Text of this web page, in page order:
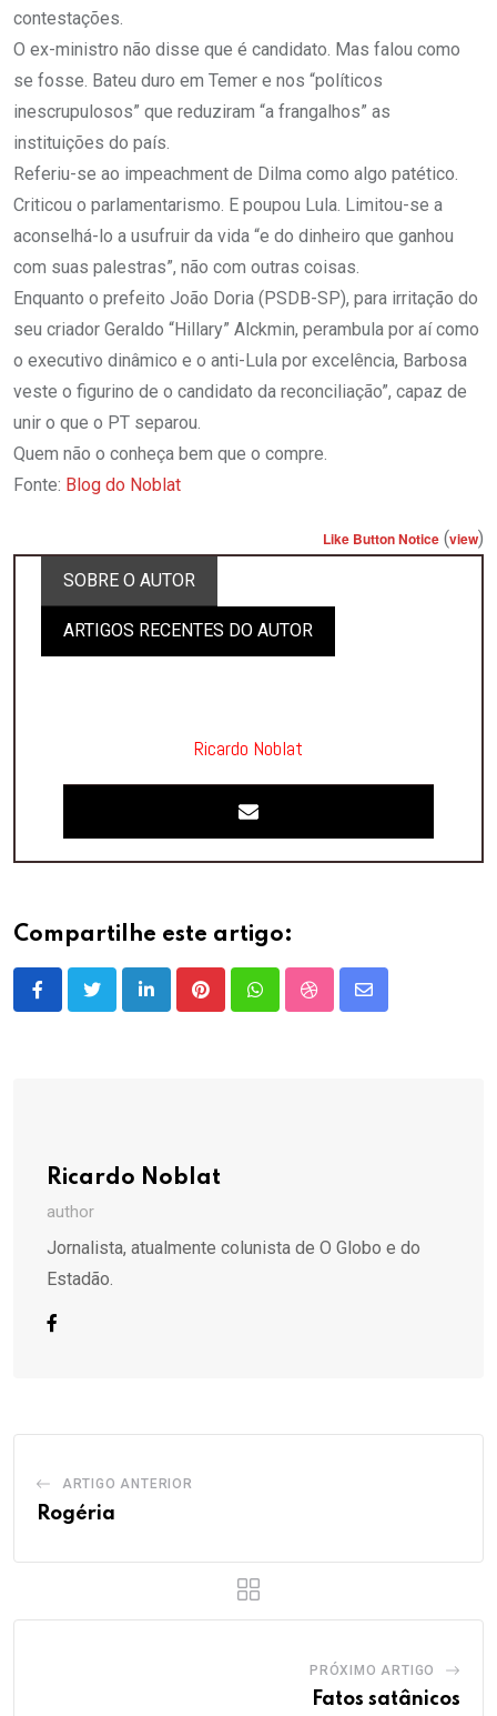
contestações.
O ex-ministro não disse que é candidato. Mas falou como
se fosse. Bateu duro em Temer e nos “políticos
inescrupulosos” que reduziram “a frangalhos” as
instituições do país.
Referiu-se ao impeachment de Dilma como algo patético.
Criticou o parlamentarismo. E poupou Lula. Limitou-se a
aconselhá-lo a usufruir da vida “e do dinheiro que ganhou
com suas palestras”, não com outras coisas.
Enquanto o prefeito João Doria (PSDB-SP), para irritação do
seu criador Geraldo “Hillary” Alckmin, perambula por aí como
o executivo dinâmico e o anti-Lula por excelência, Barbosa
veste o figurino de o candidato da reconciliação”, capaz de
unir o que o PT separou.
Quem não o conheça bem que o compre.
Fonte: Blog do Noblat
Like Button Notice (view)
SOBRE O AUTOR
ARTIGOS RECENTES DO AUTOR
Ricardo Noblat
Compartilhe este artigo:
LinkedInPinterestWhatsappStumbleUpon
Share
Ricardo Noblat
author
Jornalista, atualmente colunista de O Globo e do
Estadão.
ARTIGO ANTERIOR
Rogéria
PRÓXIMO ARTIGO
Fatos satânicos